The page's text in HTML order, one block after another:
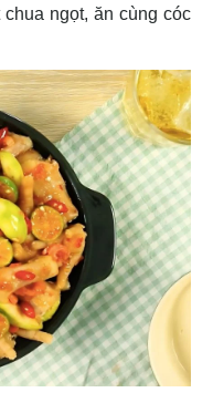
ngọt, ăn cùng cóc